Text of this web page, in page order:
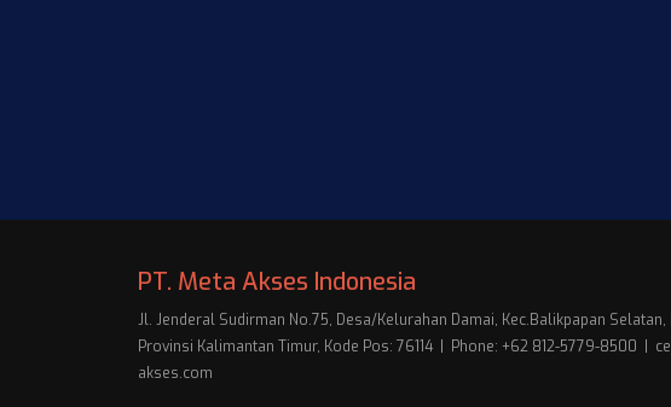
PT. Meta Akses Indonesia
Jl. Jenderal Sudirman No.75, Desa/Kelurahan Damai, Kec.Balikpapan Selatan,
Provinsi Kalimantan Timur, Kode Pos: 76114 | Phone: +62 812-5779-8500 |
akses.com